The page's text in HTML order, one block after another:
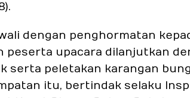
dengan penghormatan
peserta upacara dilanjutkan
serta peletakan karangan
itu, bertindak selaku